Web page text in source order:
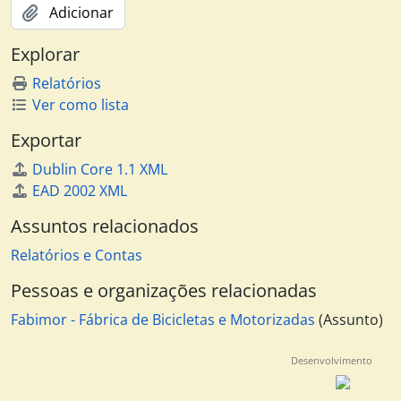
Co-incineração, 1994 - 2000
Licenciamentos e Alvarás, 1930 - 2000
Adicionar
Explorar
Relatórios
Ver como lista
Exportar
Dublin Core 1.1 XML
EAD 2002 XML
Assuntos relacionados
Relatórios e Contas
Pessoas e organizações relacionadas
Fabimor - Fábrica de Bicicletas e Motorizadas (Assunto)
Desenvolvimento